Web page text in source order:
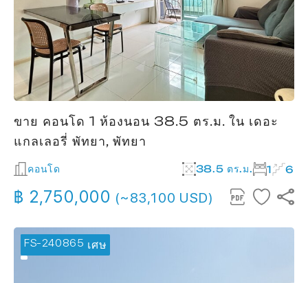
ขาย คอนโด 1 ห้องนอน 38.5 ตร.ม. ใน เดอะ
แกลเลอรี่ พัทยา, พัทยา
คอนโด 38.5 ตร.ม. 1 6
฿ 2,750,000 (~83,100 USD)
FS-240865
🔥 ข้อเสนอพิเศษ